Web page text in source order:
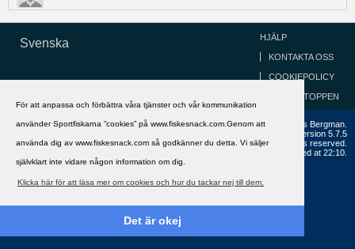
För att anpassa och förbättra våra tjänster och vår kommunikation
använder Sportfiskarna ”cookies” på www.fiskesnack.com.Genom att
använda dig av www.fiskesnack.com så godkänner du detta. Vi säljer
självklart inte vidare någon information om dig.
Klicka här för att läsa mer om cookies och hur du tackar nej till dem.
Det är okej
Svenska HJÄLP
KONTAKTA OSS
COOKIEPOLICY
GÅ TILL TOPPEN
Copyright ©2002 - 2021, FiskeSnack.com. Grundad 2002 av Anders Bergman.
Version 5.7.5
Copyright © 2026 MH Sub I, LLC dba vBulletin. All rights reserved.
All times are GMT+1. This page was generated at 22:10.